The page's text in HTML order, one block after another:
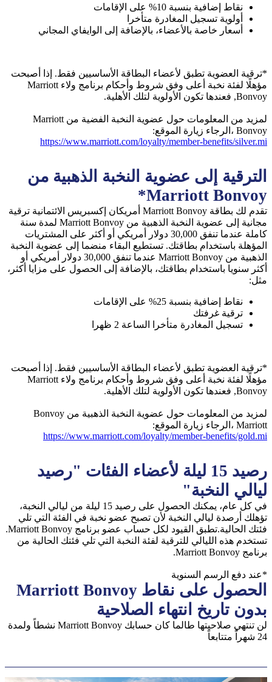
نقاط إضافية بنسبة 10% على الإقامات
أولوية تسجيل المغادرة متأخرا
أسعار خاصة بالأعضاء، بالإضافة إلى الوايفاي المجاني
*ترقية العضوية تطبق لأعضاء البطاقة الأساسيين فقط. إذا أصبحت
مؤهلًا لفئة نخبة أعلى وفق شروط وأحكام برنامج ولاء Marriott
Bonvoy, فعندها تكون الأولوية لتلك الأهلية.
لمزيد من المعلومات حول عضوية النخبة الفضية من Marriott
Bonvoy ،الرجاء زيارة الموقع:
https://www.marriott.com/loyalty/member-benefits/silver.mi
الترقية إلى عضوية النخبة الذهبية من
Marriott Bonvoy*
تقدم لك بطاقة Marriott Bonvoy أمريكان إكسبريس الائتمانية ترقية
مجانية إلى عضوية النخبة الذهبية من Marriott Bonvoy لمدة سنة
كاملة عندما تنفق 30,000 دولار أمريكي أو أكثر على المشتريات
المؤهلة باستخدام بطاقتك. تستطيع البقاء منضما إلى عضوية النخبة
الذهبية من Marriott Bonvoy عندما تنفق 30,000 دولار أمريكي أو
أكثر سنويا باستخدام بطاقتك، بالإضافة إلى الحصول على مزايا أكثر،
مثل:
نقاط إضافية بنسبة 25% على الإقامات
ترقية غرفتك
تسجيل المغادرة متأخرا الساعة 2 ظهرا
*ترقية العضوية تطبق لأعضاء البطاقة الأساسيين فقط. إذا أصبحت
مؤهلًا لفئة نخبة أعلى وفق شروط وأحكام برنامج ولاء Marriott
Bonvoy, فعندها تكون الأولوية لتلك الأهلية.
لمزيد من المعلومات حول عضوية النخبة الذهبية من Bonvoy
Marriott ،الرجاء زيارة الموقع:
https://www.marriott.com/loyalty/member-benefits/gold.mi
رصيد 15 ليلة لأعضاء الفئات "رصيد
ليالي النخبة"
في كل عام، يمكنك الحصول على رصيد 15 ليلة من ليالي النخبة،
تؤهلك أرصدة ليالي النخبة لأن تصبح عضو نخبة في الفئة التي تلي
فئتك الحالية.تطبق القيود لكل حساب عضو برنامج Marriott Bonvoy.
تستخدم هذه الليالي للترقية لفئة النخبة التي تلي فئتك الحالية من
برنامج Marriott Bonvoy.
*عند دفع الرسم السنوية
الحصول على نقاط Marriott Bonvoy
بدون تاريخ انتهاء الصلاحية
لن تنتهي صلاحيتها طالما كان حسابك Marriott Bonvoy نشطاً ولمدة
24 شهراً متتابعاً